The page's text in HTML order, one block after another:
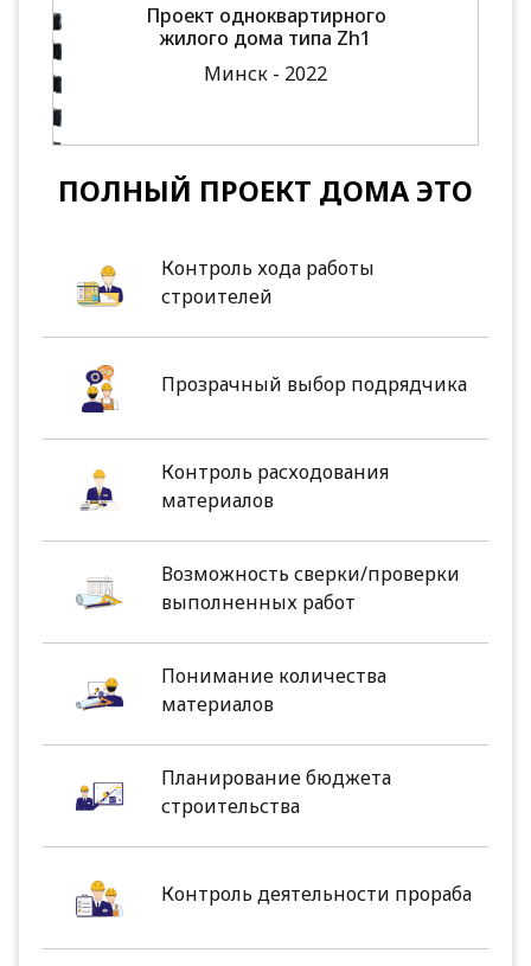
Проект одноквартирного
жилого дома типа Zh1
Минск - 2022
ПОЛНЫЙ ПРОЕКТ ДОМА ЭТО
Контроль хода работы
строителей
Прозрачный выбор подрядчика
Контроль расходования
материалов
Возможность сверки/проверки
выполненных работ
Понимание количества
материалов
Планирование бюджета
строительства
Контроль деятельности прораба